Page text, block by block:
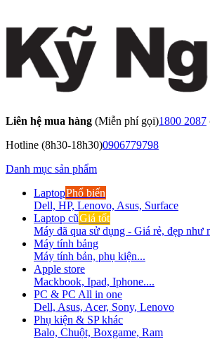
Liên hệ mua hàng (Miễn phí gọi)1800 2087
Hotline (8h30-18h30)0906779798
Danh mục sản phẩm
LaptopPhổ biến
Dell, HP, Lenovo, Asus, Surface
Laptop cũGiá tốt
Máy đã qua sử dụng - Giá rẻ, đẹp như
Máy tính bảng
Máy tính bản, phụ kiện...
Apple store
Mackbook, Ipad, Iphone....
PC & PC All in one
Dell, Asus, Acer, Sony, Lenovo
Phụ kiện & SP khác
Balo, Chuột, Boxgame, Ram